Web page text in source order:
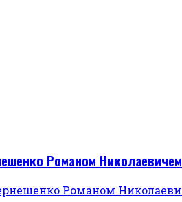
Романом Николаевичем